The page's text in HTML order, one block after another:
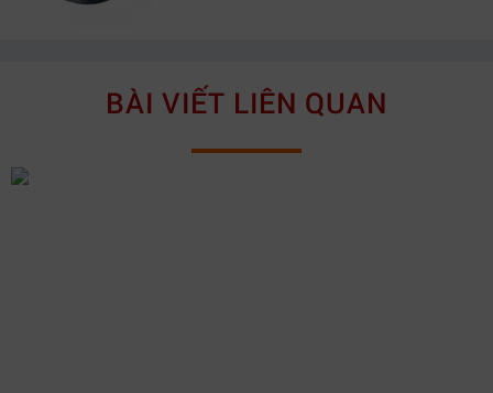
BÀI VIẾT LIÊN QUAN